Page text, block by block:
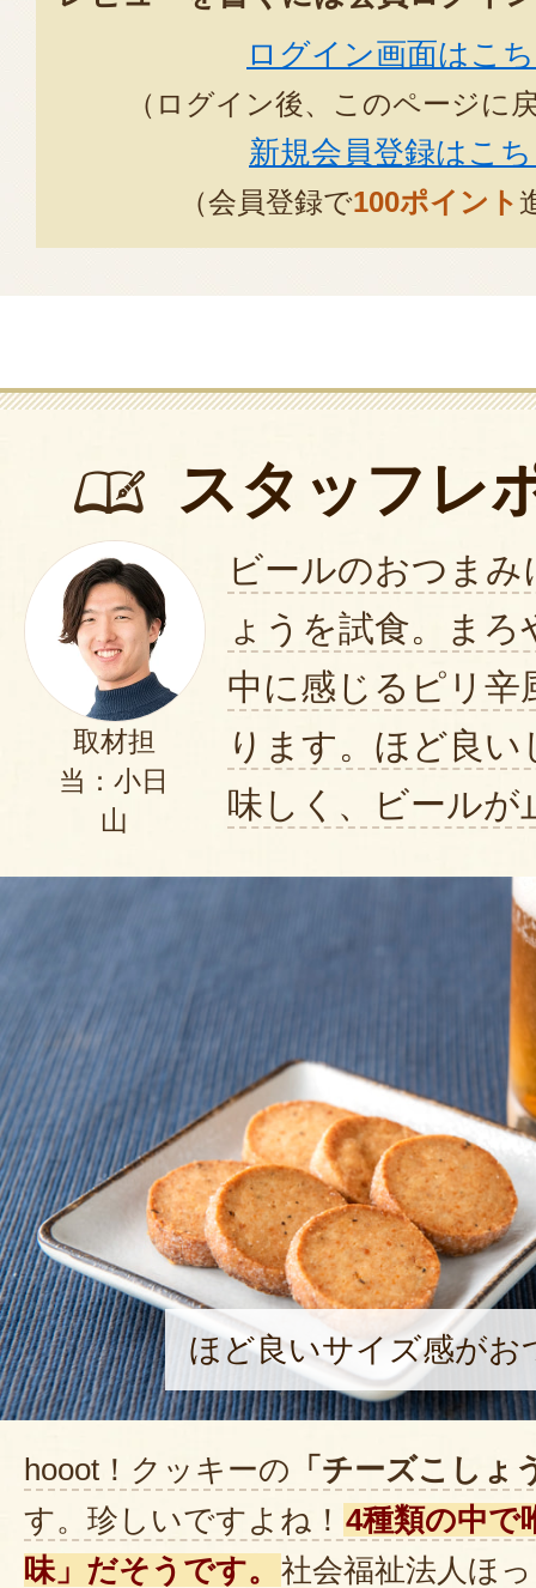
ログイン画面はこ
（ログイン後、このページに
新規会員登録はこ
（会員登録で100ポイント
スタッフレ
取材担
当：小日
山
ビールのおつま
ょうを試食。ま
中に感じるピリ辛
ります。ほど良
味しく、ビールが
ほど良いサイズ感がお
hooot！クッキーの 「チーズこしょ
す。珍しいですよね！ 4種類の中で
味」だそうです。 社会福祉法人ほ